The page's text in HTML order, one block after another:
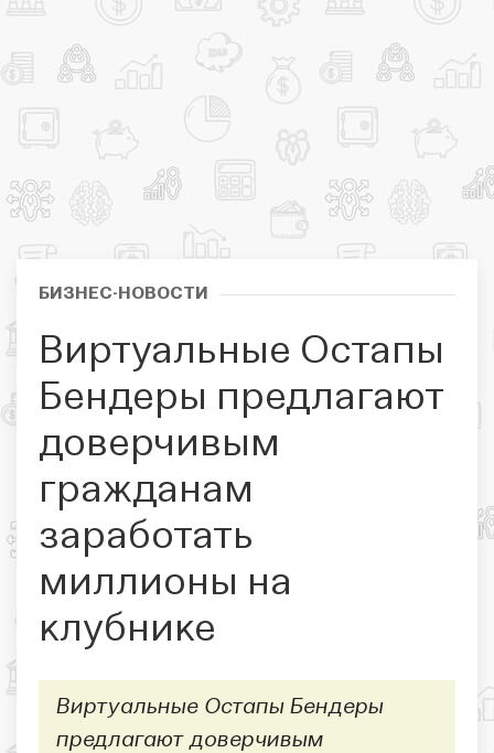
БИЗНЕС-НОВОСТИ
Виртуальные Остапы
Бендеры предлагают
доверчивым
гражданам
заработать
миллионы на
клубнике
Виртуальные Остапы Бендеры
предлагают доверчивым